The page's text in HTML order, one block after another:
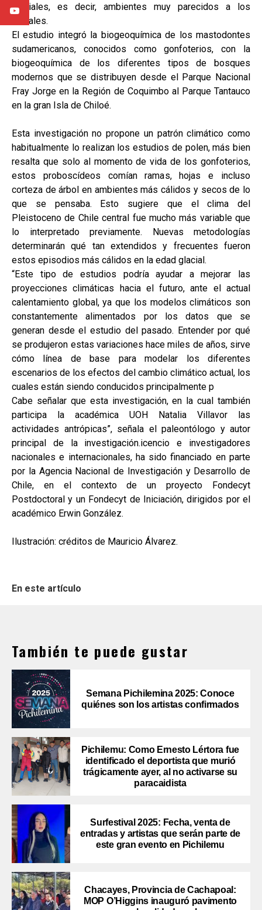
glaciales, es decir, ambientes muy parecidos a los
actuales.
El estudio integró la biogeoquímica de los mastodontes
sudamericanos, conocidos como gonfoterios, con la
biogeoquímica de los diferentes tipos de bosques
modernos que se distribuyen desde el Parque Nacional
Fray Jorge en la Región de Coquimbo al Parque Tantauco
en la gran Isla de Chiloé.
Esta investigación no propone un patrón climático como
habitualmente lo realizan los estudios de polen, más bien
resalta que solo al momento de vida de los gonfoterios,
estos proboscídeos comían ramas, hojas e incluso
corteza de árbol en ambientes más cálidos y secos de lo
que se pensaba. Esto sugiere que el clima del
Pleistoceno de Chile central fue mucho más variable que
lo interpretado previamente. Nuevas metodologías
determinarán qué tan extendidos y frecuentes fueron
estos episodios más cálidos en la edad glacial.
“Este tipo de estudios podría ayudar a mejorar las
proyecciones climáticas hacia el futuro, ante el actual
calentamiento global, ya que los modelos climáticos son
constantemente alimentados por los datos que se
generan desde el estudio del pasado. Entender por qué
se produjeron estas variaciones hace miles de años, sirve
cómo línea de base para modelar los diferentes
escenarios de los efectos del cambio climático actual, los
cuales están siendo conducidos principalmente p
Cabe señalar que esta investigación, en la cual también
participa la académica UOH Natalia Villavor las
actividades antrópicas”, señala el paleontólogo y autor
principal de la investigación.icencio e investigadores
nacionales e internacionales, ha sido financiado en parte
por la Agencia Nacional de Investigación y Desarrollo de
Chile, en el contexto de un proyecto Fondecyt
Postdoctoral y un Fondecyt de Iniciación, dirigidos por el
académico Erwin González.
Ilustración: créditos de Mauricio Álvarez.
En este artículo
También te puede gustar
Semana Pichilemina 2025: Conoce
quiénes son los artistas confirmados
Pichilemu: Como Ernesto Lértora fue
identificado el deportista que murió
trágicamente ayer, al no activarse su
paracaidista
Surfestival 2025: Fecha, venta de
entradas y artistas que serán parte de
este gran evento en Pichilemu
Chacayes, Provincia de Cachapoal:
MOP O’Higgins inauguró pavimento